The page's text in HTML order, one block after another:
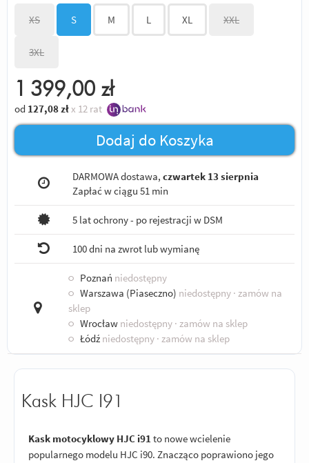
XS S M L XL XXL
3XL
1 399,00 zł
od 127,08 zł x 12 rat
Dodaj do Koszyka
DARMOWA dostawa,czwartek 13 sierpnia
Zapłać w ciągu51 min
5 lat ochrony - po rejestracji w DSM
100 dni na zwrot lub wymianę
○ Poznań niedostępny
○ Warszawa (Piaseczno) niedostępny · zamów na
sklep
○ Wrocław niedostępny · zamów na sklep
○ Łódź niedostępny · zamów na sklep
Kask HJC I91
Kask motocyklowy HJC i91 to nowe wcielenie
popularnego modelu HJC i90. Znacząco poprawiono jego